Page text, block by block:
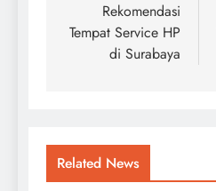
Rekomendasi
Tempat Service HP
di Surabaya
Related News